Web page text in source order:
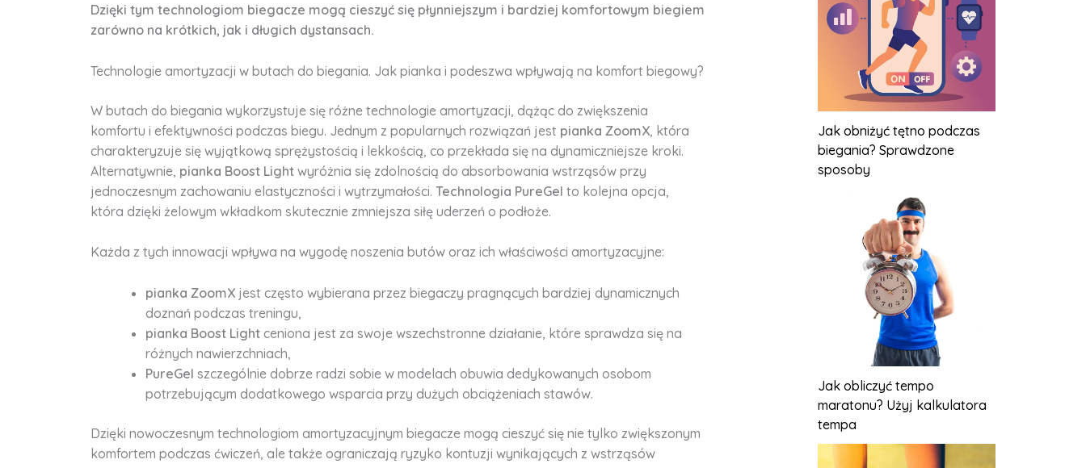
Dzięki tym technologiom biegacze mogą cieszyć się płynniejszym i bardziej komfortowym biegiem
zarówno na krótkich, jak i długich dystansach.
Technologie amortyzacji w butach do biegania. Jak pianka i podeszwa wpływają na komfort biegowy?
W butach do biegania wykorzystuje się różne technologie amortyzacji, dążąc do zwiększenia
komfortu i efektywności podczas biegu. Jednym z popularnych rozwiązań jest pianka ZoomX , która
charakteryzuje się wyjątkową sprężystością i lekkością, co przekłada się na dynamiczniejsze kroki.
Alternatywnie, pianka Boost Light wyróżnia się zdolnością do absorbowania wstrząsów przy
jednoczesnym zachowaniu elastyczności i wytrzymałości. Technologia PureGel to kolejna opcja,
która dzięki żelowym wkładkom skutecznie zmniejsza siłę uderzeń o podłoże.
Każda z tych innowacji wpływa na wygodę noszenia butów oraz ich właściwości amortyzacyjne:
pianka ZoomX jest często wybierana przez biegaczy pragnących bardziej dynamicznych
doznań podczas treningu,
pianka Boost Light ceniona jest za swoje wszechstronne działanie, które sprawdza się na
różnych nawierzchniach,
PureGel szczególnie dobrze radzi sobie w modelach obuwia dedykowanych osobom
potrzebującym dodatkowego wsparcia przy dużych obciążeniach stawów.
Dzięki nowoczesnym technologiom amortyzacyjnym biegacze mogą cieszyć się nie tylko zwiększonym
komfortem podczas ćwiczeń, ale także ograniczają ryzyko kontuzji wynikających z wstrząsów
Jak obniżyć tętno podczas
biegania? Sprawdzone
sposoby
Jak obliczyć tempo
maratonu? Użyj kalkulatora
tempa